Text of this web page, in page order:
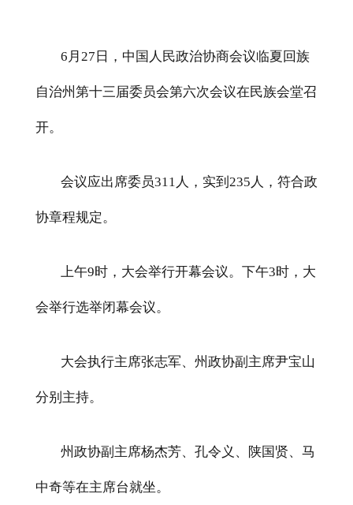
6 月 27 日，中国人民政治协商会议临夏回族
自治州第十三届委员会第六次会议在民族会堂召
开。
会议应出席委员311 人，实到 235 人，符合政
协章程规定。
上午9时，大会举行开幕会议。下午3时，大
会举行选举闭幕会议。
大会执行主席张志军、州政协副主席尹宝山
分别主持。
州政协副主席杨杰芳、孔令义、陕国贤、马
中奇等在主席台就坐。